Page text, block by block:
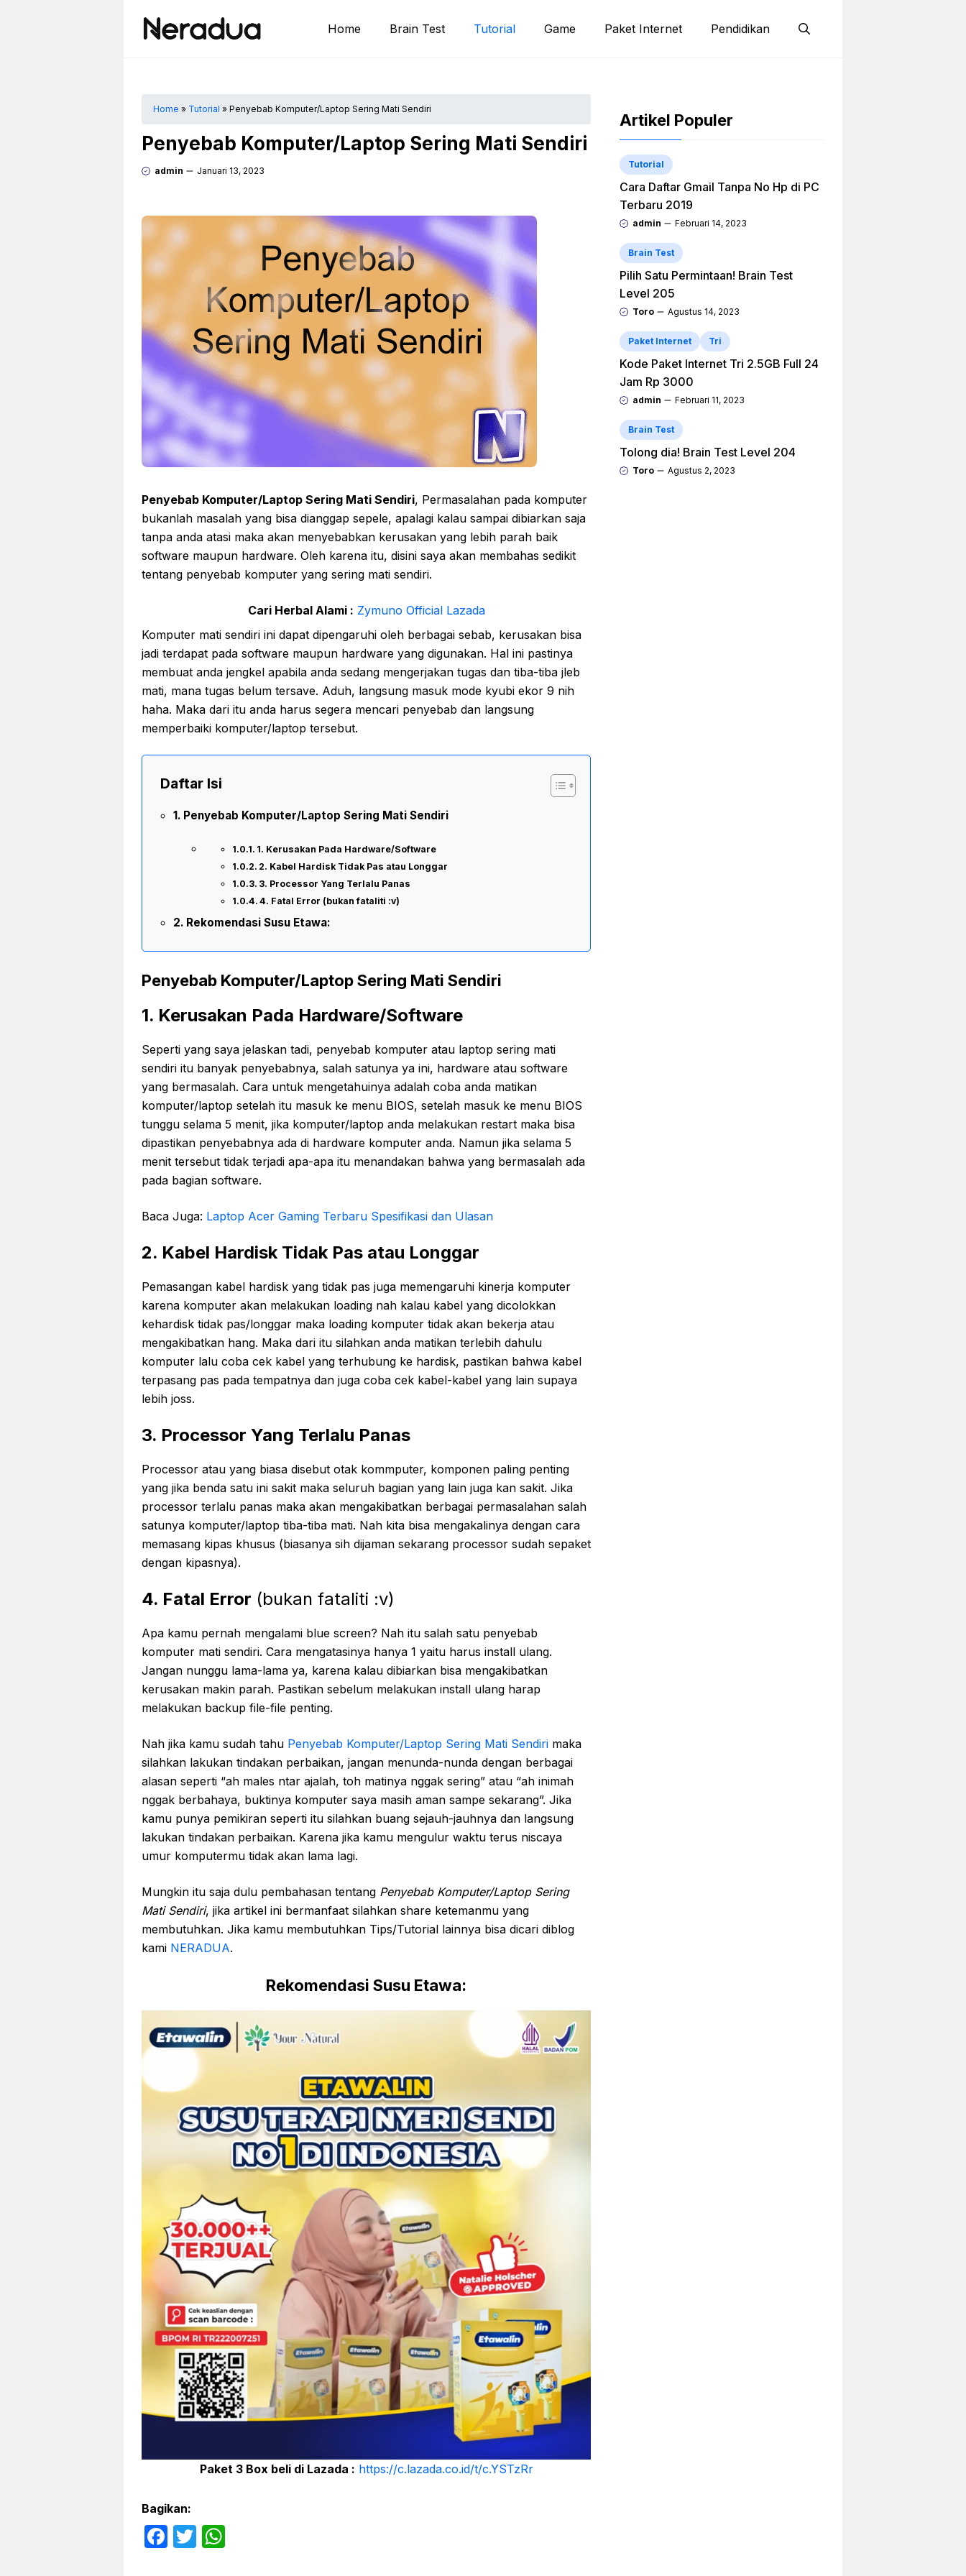
Home Brain Test Tutorial Game Paket Internet Pendidikan
Home » Tutorial » Penyebab Komputer/Laptop Sering Mati Sendiri
Penyebab Komputer/Laptop Sering Mati Sendiri
admin Januari 13, 2023
Penyebab Komputer/Laptop Sering Mati Sendiri, Permasalahan pada komputer
bukanlah masalah yang bisa dianggap sepele, apalagi kalau sampai dibiarkan saja
tanpa anda atasi maka akan menyebabkan kerusakan yang lebih parah baik
software maupun hardware. Oleh karena itu, disini saya akan membahas sedikit
tentang penyebab komputer yang sering mati sendiri.
Cari Herbal Alami : Zymuno Official Lazada
Komputer mati sendiri ini dapat dipengaruhi oleh berbagai sebab, kerusakan bisa
jadi terdapat pada software maupun hardware yang digunakan. Hal ini pastinya
membuat anda jengkel apabila anda sedang mengerjakan tugas dan tiba-tiba jleb
mati, mana tugas belum tersave. Aduh, langsung masuk mode kyubi ekor 9 nih
haha. Maka dari itu anda harus segera mencari penyebab dan langsung
memperbaiki komputer/laptop tersebut.
Daftar Isi
Penyebab Komputer/Laptop Sering Mati Sendiri
1. Kerusakan Pada Hardware/Software
2. Kabel Hardisk Tidak Pas atau Longgar
3. Processor Yang Terlalu Panas
4. Fatal Error (bukan fataliti :v)
Rekomendasi Susu Etawa:
Penyebab Komputer/Laptop Sering Mati Sendiri
1. Kerusakan Pada Hardware/Software
Seperti yang saya jelaskan tadi, penyebab komputer atau laptop sering mati
sendiri itu banyak penyebabnya, salah satunya ya ini, hardware atau software
yang bermasalah. Cara untuk mengetahuinya adalah coba anda matikan
komputer/laptop setelah itu masuk ke menu BIOS, setelah masuk ke menu BIOS
tunggu selama 5 menit, jika komputer/laptop anda melakukan restart maka bisa
dipastikan penyebabnya ada di hardware komputer anda. Namun jika selama 5
menit tersebut tidak terjadi apa-apa itu menandakan bahwa yang bermasalah ada
pada bagian software.
Baca Juga: Laptop Acer Gaming Terbaru Spesifikasi dan Ulasan
2. Kabel Hardisk Tidak Pas atau Longgar
Pemasangan kabel hardisk yang tidak pas juga memengaruhi kinerja komputer
karena komputer akan melakukan loading nah kalau kabel yang dicolokkan
kehardisk tidak pas/longgar maka loading komputer tidak akan bekerja atau
mengakibatkan hang. Maka dari itu silahkan anda matikan terlebih dahulu
komputer lalu coba cek kabel yang terhubung ke hardisk, pastikan bahwa kabel
terpasang pas pada tempatnya dan juga coba cek kabel-kabel yang lain supaya
lebih joss.
3. Processor Yang Terlalu Panas
Processor atau yang biasa disebut otak kommputer, komponen paling penting
yang jika benda satu ini sakit maka seluruh bagian yang lain juga kan sakit. Jika
processor terlalu panas maka akan mengakibatkan berbagai permasalahan salah
satunya komputer/laptop tiba-tiba mati. Nah kita bisa mengakalinya dengan cara
memasang kipas khusus (biasanya sih dijaman sekarang processor sudah sepaket
dengan kipasnya).
4. Fatal Error (bukan fataliti :v)
Apa kamu pernah mengalami blue screen? Nah itu salah satu penyebab
komputer mati sendiri. Cara mengatasinya hanya 1 yaitu harus install ulang.
Jangan nunggu lama-lama ya, karena kalau dibiarkan bisa mengakibatkan
kerusakan makin parah. Pastikan sebelum melakukan install ulang harap
melakukan backup file-file penting.
Nah jika kamu sudah tahu Penyebab Komputer/Laptop Sering Mati Sendiri maka
silahkan lakukan tindakan perbaikan, jangan menunda-nunda dengan berbagai
alasan seperti “ah males ntar ajalah, toh matinya nggak sering” atau “ah inimah
nggak berbahaya, buktinya komputer saya masih aman sampe sekarang”. Jika
kamu punya pemikiran seperti itu silahkan buang sejauh-jauhnya dan langsung
lakukan tindakan perbaikan. Karena jika kamu mengulur waktu terus niscaya
umur komputermu tidak akan lama lagi.
Mungkin itu saja dulu pembahasan tentang Penyebab Komputer/Laptop Sering
Mati Sendiri, jika artikel ini bermanfaat silahkan share ketemanmu yang
membutuhkan. Jika kamu membutuhkan Tips/Tutorial lainnya bisa dicari diblog
kami NERADUA.
Rekomendasi Susu Etawa:
Paket 3 Box beli di Lazada : https://c.lazada.co.id/t/c.YSTzRr
Bagikan:
F
T
Artikel Populer
Tutorial
Cara Daftar Gmail Tanpa No Hp di PC
Terbaru 2019
admin Februari 14, 2023
Brain Test
Pilih Satu Permintaan! Brain Test
Level 205
Toro Agustus 14, 2023
Paket Internet Tri
Kode Paket Internet Tri 2.5GB Full 24
Jam Rp 3000
admin Februari 11, 2023
Brain Test
Tolong dia! Brain Test Level 204
Toro Agustus 2, 2023